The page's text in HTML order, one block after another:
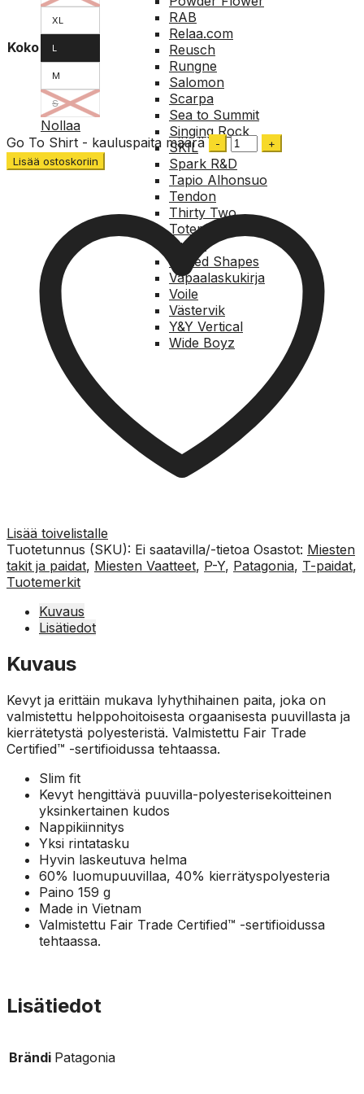
RAB
Relaa.com
Reusch
Rungne
Salomon
Scarpa
Sea to Summit
Singing Rock
SKIL
Spark R&D
Tapio Alhonsuo
Tendon
Thirty Two
Totem
Union
United Shapes
Vapaalaskukirja
Voile
Västervik
Y&Y Vertical
Wide Boyz
Koko
XL
L
M
S
Nollaa
Go To Shirt - kauluspaita määrä
Lisää ostoskoriin
Lisää toivelistalle
Tuotetunnus (SKU): Ei saatavilla/-tietoa Osastot: Miesten
takit ja paidat, Miesten Vaatteet, P-Y, Patagonia, T-paidat,
Tuotemerkit
Kuvaus
Lisätiedot
Kuvaus
Kevyt ja erittäin mukava lyhythihainen paita, joka on
valmistettu helppohoitoisesta orgaanisesta puuvillasta ja
kierrätetystä polyesteristä. Valmistettu Fair Trade
Certified™ -sertifioidussa tehtaassa.
Slim fit
Kevyt hengittävä puuvilla-polyesterisekoitteinen
yksinkertainen kudos
Nappikiinnitys
Yksi rintatasku
Hyvin laskeutuva helma
60% luomupuuvillaa, 40% kierrätyspolyesteria
Paino 159 g
Made in Vietnam
Valmistettu Fair Trade Certified™ -sertifioidussa
tehtaassa.
Lisätiedot
Brändi Patagonia